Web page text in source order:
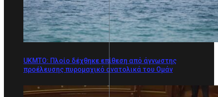
UKMTO: Πλοίο δέχθηκε επίθεση από άγνωστης
προέλευσης πυρομαχικό ανατολικά του Ομάν